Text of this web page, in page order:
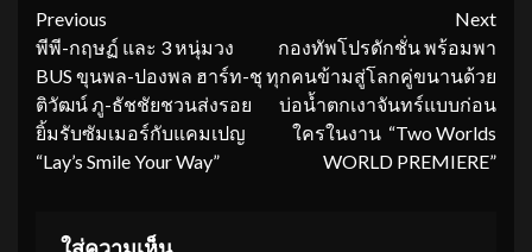
Continue
Reading
Previous
พีพี-กฤษฏ์ และ 3 หนุ่มวง
BUS ขุนพล-ปองพล ฮาร์ท-ชุ
ติวัฒน์ ภู-ธัชชัยชวนส่งรอย
ยิ้มรับซัมเมอร์กับแคมเปญ
“Lay’s Smile Your Way”
Next
กองทัพโปรดักชั่น พร้อมพา
ทุกคนข้ามสู่โลกคู่ขนานด้วย
บ่อน้ำตกเงาจันทร์แบบก่อน
ใครในงาน “Two Worlds
WORLD PREMIERE”